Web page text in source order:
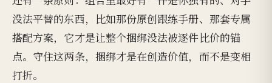
没法平替的东西，比如那份原创跟练手册、那套专属
搭配方案，它才是让整个捆绑没法被逐件比价的锚
点。守住这两条，捆绑才是在创造价值，而不是变相
打折。